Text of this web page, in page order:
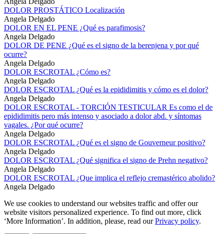
DOLOR PROSTÁTICO Localización
Angela Delgado
DOLOR EN EL PENE ¿Qué es parafimosis?
Angela Delgado
DOLOR DE PENE ¿Qué es el signo de la berenjena y por qué
ocurre?
Angela Delgado
DOLOR ESCROTAL ¿Cómo es?
Angela Delgado
DOLOR ESCROTAL ¿Qué es la epididimitis y cómo es el dolor?
Angela Delgado
DOLOR ESCROTAL - TORCIÓN TESTICULAR Es como el de
epididimitis pero más intenso y asociado a dolor abd. y síntomas
vagales. ¿Por qué ocurre?
Angela Delgado
DOLOR ESCROTAL ¿Qué es el signo de Gouverneur positivo?
Angela Delgado
DOLOR ESCROTAL ¿Qué significa el signo de Prehn negativo?
Angela Delgado
DOLOR ESCROTAL ¿Que implica el reflejo cremastérico abolido?
Angela Delgado
We use cookies to understand our websites traffic and offer our
website visitors personalized experience. To find out more, click
‘More Information’. In addition, please, read ourPrivacy policy.